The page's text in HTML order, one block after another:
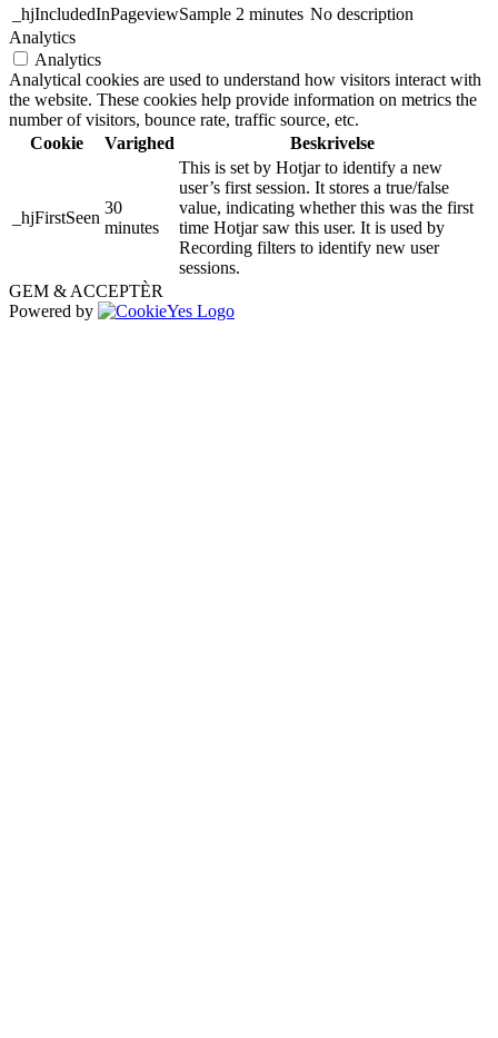
_hjIncludedInPageviewSample 2 minutes No description
Analytics
Analytics
Analytical cookies are used to understand how visitors interact with
the website. These cookies help provide information on metrics the
number of visitors, bounce rate, traffic source, etc.
Cookie
Varighed Beskrivelse
_hjFirstSeen
30
minutes
This is set by Hotjar to identify a new
user’s first session. It stores a true/false
value, indicating whether this was the first
time Hotjar saw this user. It is used by
Recording filters to identify new user
sessions.
GEM & ACCEPTÈR
Powered by